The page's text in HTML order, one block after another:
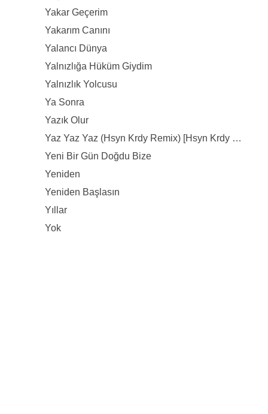
Yakar Geçerim
Yakarım Canını
Yalancı Dünya
Yalnızlığa Hüküm Giydim
Yalnızlık Yolcusu
Ya Sonra
Yazık Olur
Yaz Yaz Yaz (Hsyn Krdy Remix) [Hsyn Krdy Remix]
Yeni Bir Gün Doğdu Bize
Yeniden
Yeniden Başlasın
Yıllar
Yok